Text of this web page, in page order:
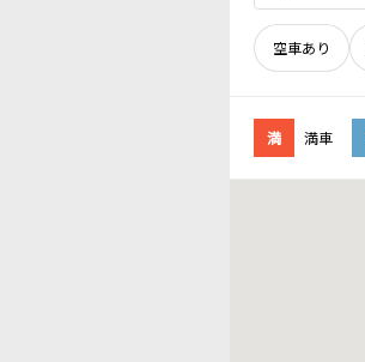
空車あり
満 満車